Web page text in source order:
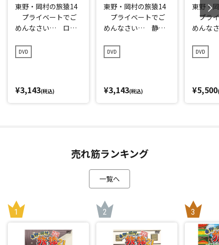
東野・岡村の旅猿14
プライベートでご
めんなさい… ロシ
の旅 ルンルン編
プレミアム完全版
DVD
¥3,143(税込)
東野・岡村の旅猿14
プライベートでご
めんなさい… 静
ャンプの旅 プレミ
アム完全版
DVD
¥3,143(税込)
東野・
プラ
めんな
DVD
¥5,500
売れ筋ランキング
一覧へ